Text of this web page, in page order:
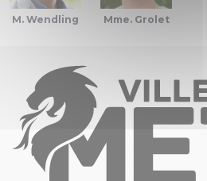
M. Wendling Mme. Grolet